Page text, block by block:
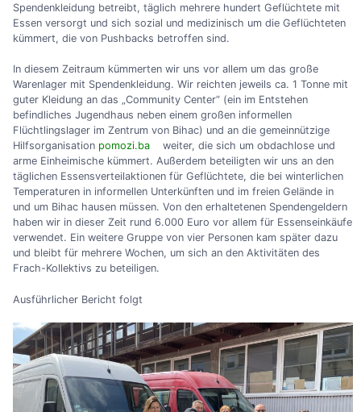
Spendenkleidung betreibt, täglich mehrere hundert Geflüchtete mit
Essen versorgt und sich sozial und medizinisch um die Geflüchteten
kümmert, die von Pushbacks betroffen sind.
In diesem Zeitraum kümmerten wir uns vor allem um das große
Warenlager mit Spendenkleidung. Wir reichten jeweils ca. 1 Tonne mit
guter Kleidung an das „Community Center“ (ein im Entstehen
befindliches Jugendhaus neben einem großen informellen
Flüchtlingslager im Zentrum von Bihac) und an die gemeinnützige
Hilfsorganisation pomozi.ba
weiter, die sich um obdachlose und
arme Einheimische kümmert. Außerdem beteiligten wir uns an den
täglichen Essensverteilaktionen für Geflüchtete, die bei winterlichen
Temperaturen in informellen Unterkünften und im freien Gelände in
und um Bihac hausen müssen. Von den erhaltetenen Spendengeldern
haben wir in dieser Zeit rund 6.000 Euro vor allem für Essenseinkäufe
verwendet. Ein weitere Gruppe von vier Personen kam später dazu
und bleibt für mehrere Wochen, um sich an den Aktivitäten des
Frach-Kollektivs zu beteiligen.
Ausführlicher Bericht folgt